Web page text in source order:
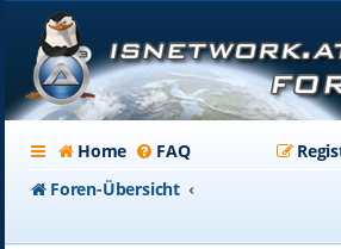
Home FAQ
Foren-Übersicht